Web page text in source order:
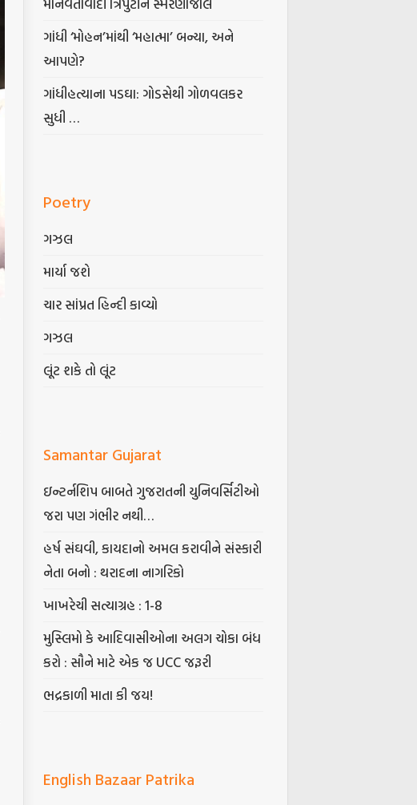
ગાંધી ‘મોહન’માંથી ‘મહાત્મા’ બન્યા, અને
આપણે?
ગાંધીહત્યાના પડઘા: ગોડસેથી ગોળવલકર
સુધી …
Poetry
ગઝલ
માર્યા જશે
ચાર સાંપ્રત હિન્દી કાવ્યો
ગઝલ
લૂંટ શકે તો લૂંટ
Samantar Gujarat
ઇન્ટર્નશિપ બાબતે ગુજરાતની યુનિવર્સિટીઓ
જરા પણ ગંભીર નથી…
હર્ષ સંઘવી, કાયદાનો અમલ કરાવીને સંસ્કારી
નેતા બનો : થરાદના નાગરિકો
ખાખરેચી સત્યાગ્રહ : 1-8
મુસ્લિમો કે આદિવાસીઓના અલગ ચોકા બંધ
કરો : સૌને માટે એક જ UCC જરૂરી
ભદ્રકાળી માતા કી જય!
English Bazaar Patrika